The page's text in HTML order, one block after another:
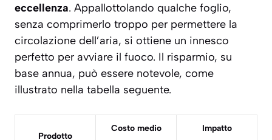
eccellenza. Appallottolando qualche foglio,
senza comprimerlo troppo per permettere la
circolazione dell’aria, si ottiene un innesco
perfetto per avviare il fuoco. Il risparmio, su
base annua, può essere notevole, come
illustrato nella tabella seguente.
Prodotto
Costo medio
Impatto